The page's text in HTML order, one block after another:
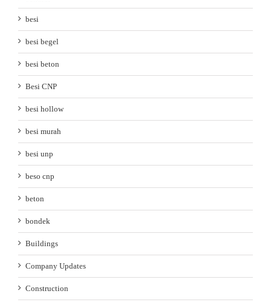
besi
besi begel
besi beton
Besi CNP
besi hollow
besi murah
besi unp
beso cnp
beton
bondek
Buildings
Company Updates
Construction